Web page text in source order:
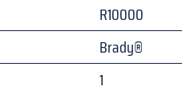
R10000
Brady®
1